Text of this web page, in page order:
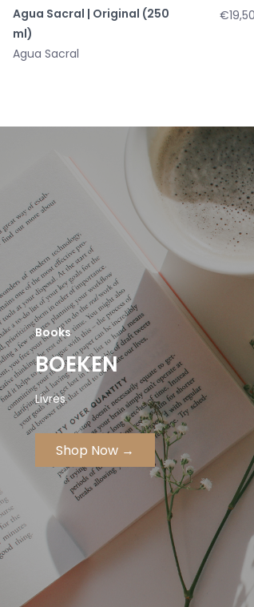
Agua Sacral | Original (250
ml)
Agua Sacral
€19,50
Books
BOEKEN
Livres
Shop Now →